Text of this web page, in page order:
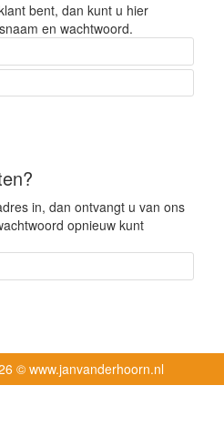
bent, dan kunt u hier
en wachtwoord.
in, dan ontvangt u van ons
opnieuw kunt
© www.janvanderhoorn.nl